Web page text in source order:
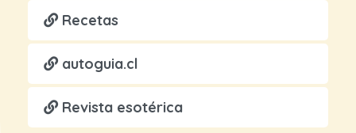
Recetas
autoguia.cl
Revista esotérica